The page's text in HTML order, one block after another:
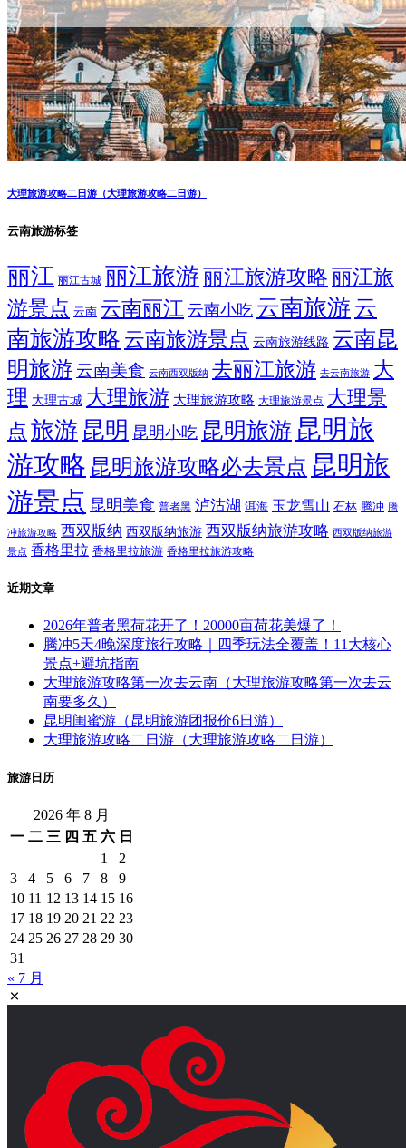
大理旅游攻略二日游（大理旅游攻略二日游）
云南旅游标签
丽江 丽江古城 丽江旅游 丽江旅游攻略 丽江旅
游景点 云南 云南丽江 云南小吃 云南旅游 云
南旅游攻略 云南旅游景点 云南旅游线路 云南昆
明旅游 云南美食 云南西双版纳 去丽江旅游 去云南旅游 大
理 大理古城 大理旅游 大理旅游攻略 大理旅游景点 大理景
点 旅游 昆明 昆明小吃 昆明旅游 昆明旅
游攻略 昆明旅游攻略必去景点 昆明旅
游景点 昆明美食 普者黑 泸沽湖 洱海 玉龙雪山 石林 腾冲 腾
冲旅游攻略 西双版纳 西双版纳旅游 西双版纳旅游攻略 西双版纳旅游
景点 香格里拉 香格里拉旅游 香格里拉旅游攻略
近期文章
2026年普者黑荷花开了！20000亩荷花美爆了！
腾冲5天4晚深度旅行攻略｜四季玩法全覆盖！11大核心
景点+避坑指南
大理旅游攻略第一次去云南（大理旅游攻略第一次去云
南要多久）
昆明闺蜜游（昆明旅游团报价6日游）
大理旅游攻略二日游（大理旅游攻略二日游）
旅游日历
2026 年 8 月
一 二 三 四 五 六 日
1
2
3
4 5 6 7 8
9
10 11 12 13 14 15 16
17 18 19 20 21 22 23
24 25 26 27 28 29 30
31
« 7 月